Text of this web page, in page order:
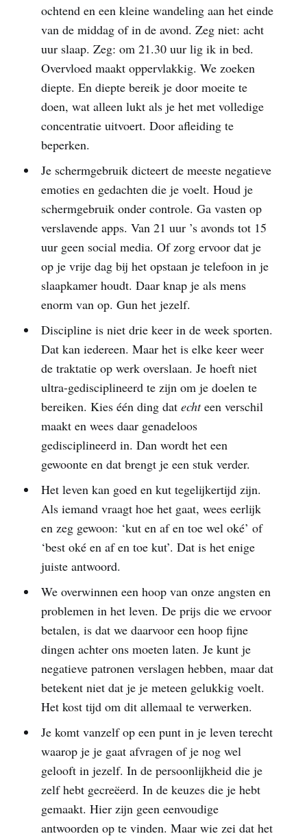
ochtend en een kleine wandeling aan het einde
van de middag of in de avond. Zeg niet: acht
uur slaap. Zeg: om 21.30 uur lig ik in bed.
Overvloed maakt oppervlakkig. We zoeken
diepte. En diepte bereik je door moeite te
doen, wat alleen lukt als je het met volledige
concentratie uitvoert. Door afleiding te
beperken.
Je schermgebruik dicteert de meeste negatieve
emoties en gedachten die je voelt. Houd je
schermgebruik onder controle. Ga vasten op
verslavende apps. Van 21 uur ’s avonds tot 15
uur geen social media. Of zorg ervoor dat je
op je vrije dag bij het opstaan je telefoon in je
slaapkamer houdt. Daar knap je als mens
enorm van op. Gun het jezelf.
Discipline is niet drie keer in de week sporten.
Dat kan iedereen. Maar het is elke keer weer
de traktatie op werk overslaan. Je hoeft niet
ultra-gedisciplineerd te zijn om je doelen te
bereiken. Kies één ding dat echteen verschil
maakt en wees daar genadeloos
gedisciplineerd in. Dan wordt het een
gewoonte en dat brengt je een stuk verder.
Het leven kan goed en kut tegelijkertijd zijn.
Als iemand vraagt hoe het gaat, wees eerlijk
en zeg gewoon: ‘kut en af en toe wel oké’ of
‘best oké en af en toe kut’. Dat is het enige
juiste antwoord.
We overwinnen een hoop van onze angsten en
problemen in het leven. De prijs die we ervoor
betalen, is dat we daarvoor een hoop fijne
dingen achter ons moeten laten. Je kunt je
negatieve patronen verslagen hebben, maar dat
betekent niet dat je je meteen gelukkig voelt.
Het kost tijd om dit allemaal te verwerken.
Je komt vanzelf op een punt in je leven terecht
waarop je je gaat afvragen of je nog wel
gelooft in jezelf. In de persoonlijkheid die je
zelf hebt gecreëerd. In de keuzes die je hebt
gemaakt. Hier zijn geen eenvoudige
antwoorden op te vinden. Maar wie zei dat het